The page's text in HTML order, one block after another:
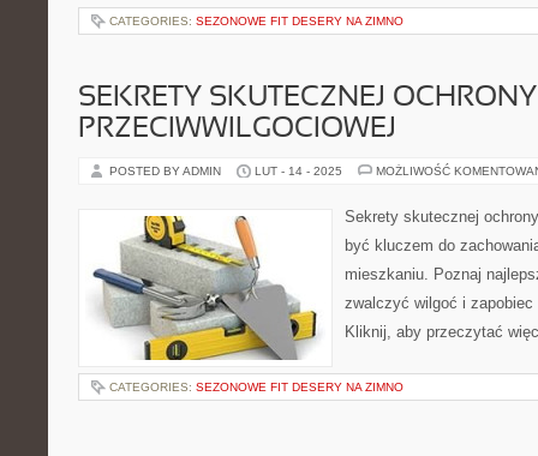
CATEGORIES: SEZONOWE FIT DESERY NA ZIMNO
SEKRETY SKUTECZNEJ OCHRONY
PRZECIWWILGOCIOWEJ
POSTED BY ADMIN LUT - 14 - 2025 MOŻLIWOŚĆ
Sekrety skutecznej
być kluczem do
mieszkaniu. Poznaj
zwalczyć wilgoć i zapobiec
Kliknij, aby przeczytać
CATEGORIES: SEZONOWE FIT DESERY NA ZIMNO